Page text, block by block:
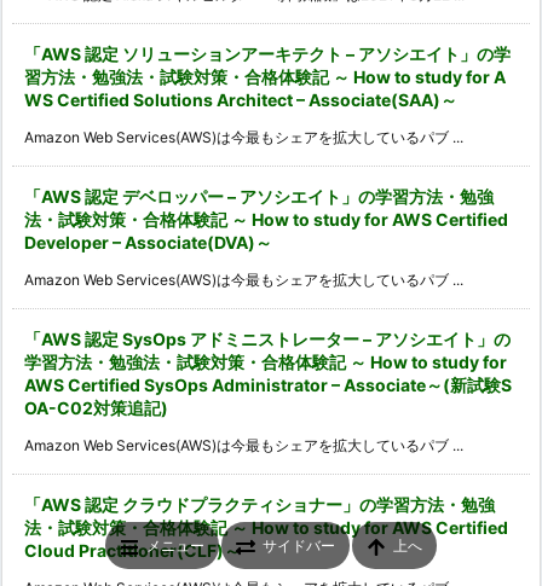
「AWS 認定 ソリューションアーキテクト – アソシエイト」の学
習方法・勉強法・試験対策・合格体験記 ～ How to study for A
WS Certified Solutions Architect – Associate(SAA)～
Amazon Web Services(AWS)は今最もシェアを拡大しているパブ ...
「AWS 認定 デベロッパー – アソシエイト」の学習方法・勉強
法・試験対策・合格体験記 ～ How to study for AWS Certified
Developer – Associate(DVA)～
Amazon Web Services(AWS)は今最もシェアを拡大しているパブ ...
「AWS 認定 SysOps アドミニストレーター – アソシエイト」の
学習方法・勉強法・試験対策・合格体験記 ～ How to study for
AWS Certified SysOps Administrator – Associate～(新試験S
OA-C02対策追記)
Amazon Web Services(AWS)は今最もシェアを拡大しているパブ ...
「AWS 認定 クラウドプラクティショナー」の学習方法・勉強
法・試験対策・合格体験記 ～ How to study for AWS Certified
Cloud Practitioner(CLF)～
メニュー サイドバー 上へ